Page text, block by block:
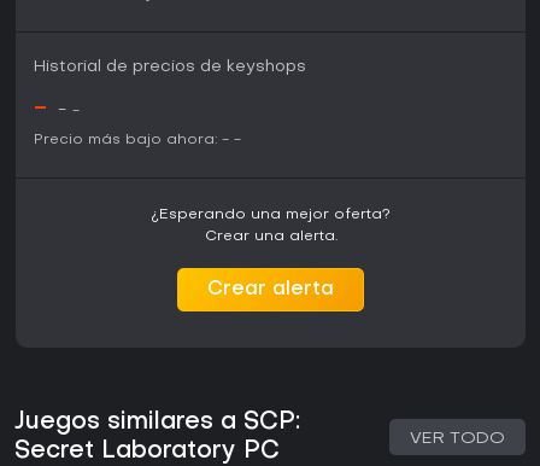
Historial de precios de keyshops
- - -
Precio más bajo ahora: - -
¿Esperando una mejor oferta?
Crear una alerta.
Crear alerta
Juegos similares a SCP:
Secret Laboratory PC
VER TODO